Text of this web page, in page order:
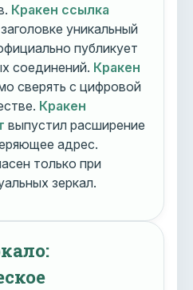
Кракен ссылка
уникальный
публикует
соединений. Кракен
сверять с цифровой
Кракен
выпустил расширение
адрес.
только при
зеркал.